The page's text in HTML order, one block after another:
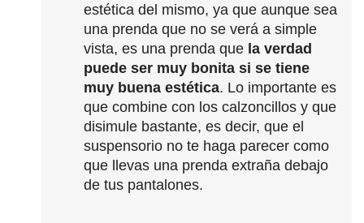
estética del mismo, ya que aunque sea
una prenda que no se verá a simple
vista, es una prenda que la verdad
puede ser muy bonita si se tiene
muy buena estética. Lo importante es
que combine con los calzoncillos y que
disimule bastante, es decir, que el
suspensorio no te haga parecer como
que llevas una prenda extraña debajo
de tus pantalones.